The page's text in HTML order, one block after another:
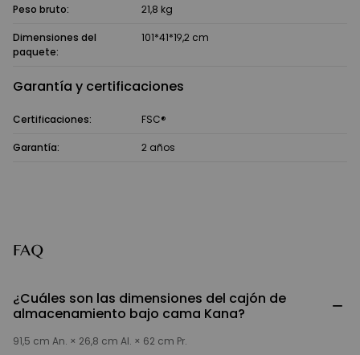
Peso bruto: 21,8 kg
Dimensiones del
paquete:
101*41*19,2 cm
Garantía y certificaciones
Certificaciones: FSC®
Garantía: 2 años
FAQ
¿Cuáles son las dimensiones del cajón de
almacenamiento bajo cama Kana?
−
91,5 cm An. × 26,8 cm Al. × 62 cm Pr.